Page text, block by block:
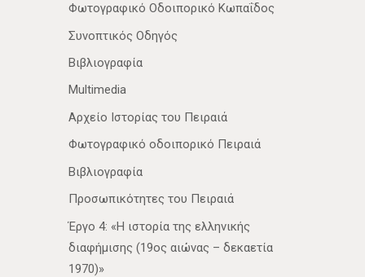
Φωτογραφικό Οδοιπορικό Κωπαΐδος
Συνοπτικός Οδηγός
Βιβλιογραφία
Multimedia
Αρχείο Ιστορίας του Πειραιά
Φωτογραφικό οδοιπορικό Πειραιά
Βιβλιογραφία
Προσωπικότητες του Πειραιά
Έργο 4: «Η ιστορία της ελληνικής
διαφήμισης (19ος αιώνας – δεκαετία
1970)»